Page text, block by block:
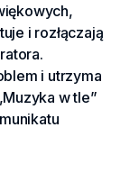
i rozłączają
i utrzyma
w tle”